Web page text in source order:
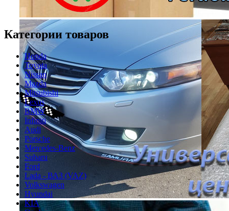
Категории товаров
Honda
Toyota
Nissan
Mazda
Mitsubishi
Lexus
BMW
Infiniti
Audi
Porsche
Mercedes-Benz
Subaru
Ford
Lada - ВАЗ (VAZ)
Volkswagen
Hyundai
KIA